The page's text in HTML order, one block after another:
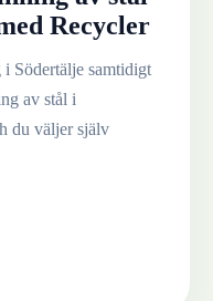
Recycler
i Södertälje samtidigt
av stål i
du väljer själv